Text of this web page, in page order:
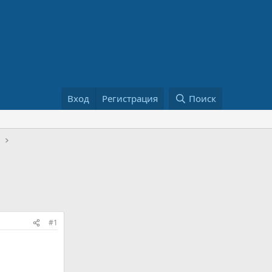
Вход Регистрация Поиск
#1